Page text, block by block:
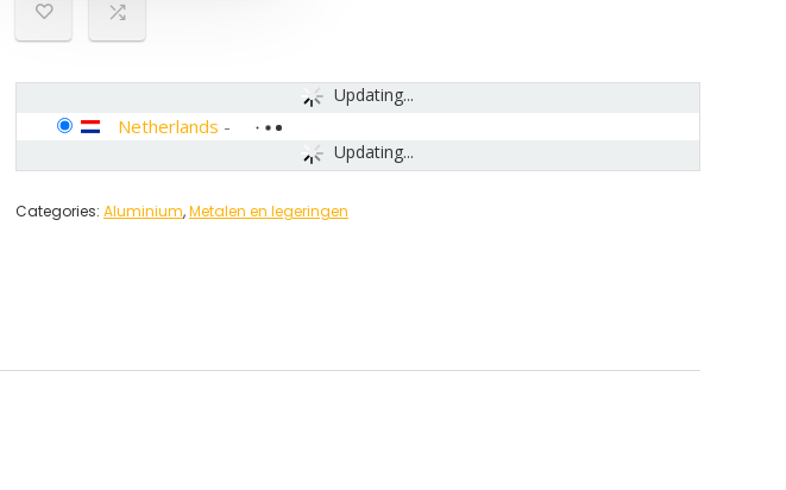
Updating...
Updating...
Netherlands -
Categories: Aluminium,Metalen en legeringen